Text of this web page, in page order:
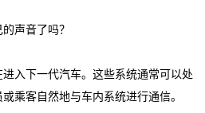
声音了吗？
进入下一代汽车。这些系统通常可以处
乘客自然地与车内系统进行通信。